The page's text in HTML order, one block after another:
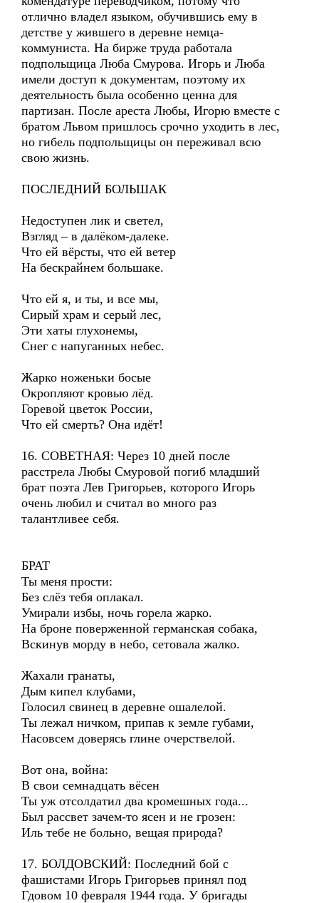
отлично владел языком, обучившись ему в
детстве у жившего в деревне немца-
коммуниста. На бирже труда работала
подпольщица Люба Смурова. Игорь и Люба
имели доступ к документам, поэтому их
деятельность была особенно ценна для
партизан. После ареста Любы, Игорю вместе с
братом Львом пришлось срочно уходить в лес,
но гибель подпольщицы он переживал всю
свою жизнь.
ПОСЛЕДНИЙ БОЛЬШАК
Недоступен лик и светел,
Взгляд – в далёком-далеке.
Что ей вёрсты, что ей ветер
На бескрайнем большаке.
Что ей я, и ты, и все мы,
Сирый храм и серый лес,
Эти хаты глухонемы,
Снег с напуганных небес.
Жарко ноженьки босые
Окропляют кровью лёд.
Горевой цветок России,
Что ей смерть? Она идёт!
16. СОВЕТНАЯ: Через 10 дней после
расстрела Любы Смуровой погиб младший
брат поэта Лев Григорьев, которого Игорь
очень любил и считал во много раз
талантливее себя.
БРАТ
Ты меня прости:
Без слёз тебя оплакал.
Умирали избы, ночь горела жарко.
На броне поверженной германская собака,
Вскинув морду в небо, сетовала жалко.
Жахали гранаты,
Дым кипел клубами,
Голосил свинец в деревне ошалелой.
Ты лежал ничком, припав к земле губами,
Насовсем доверясь глине очерствелой.
Вот она, война:
В свои семнадцать вёсен
Ты уж отсолдатил два кромешных года...
Был рассвет зачем-то ясен и не грозен:
Иль тебе не больно, вещая природа?
17. БОЛДОВСКИЙ: Последний бой с
фашистами Игорь Григорьев принял под
Гдовом 10 февраля 1944 года. У бригады